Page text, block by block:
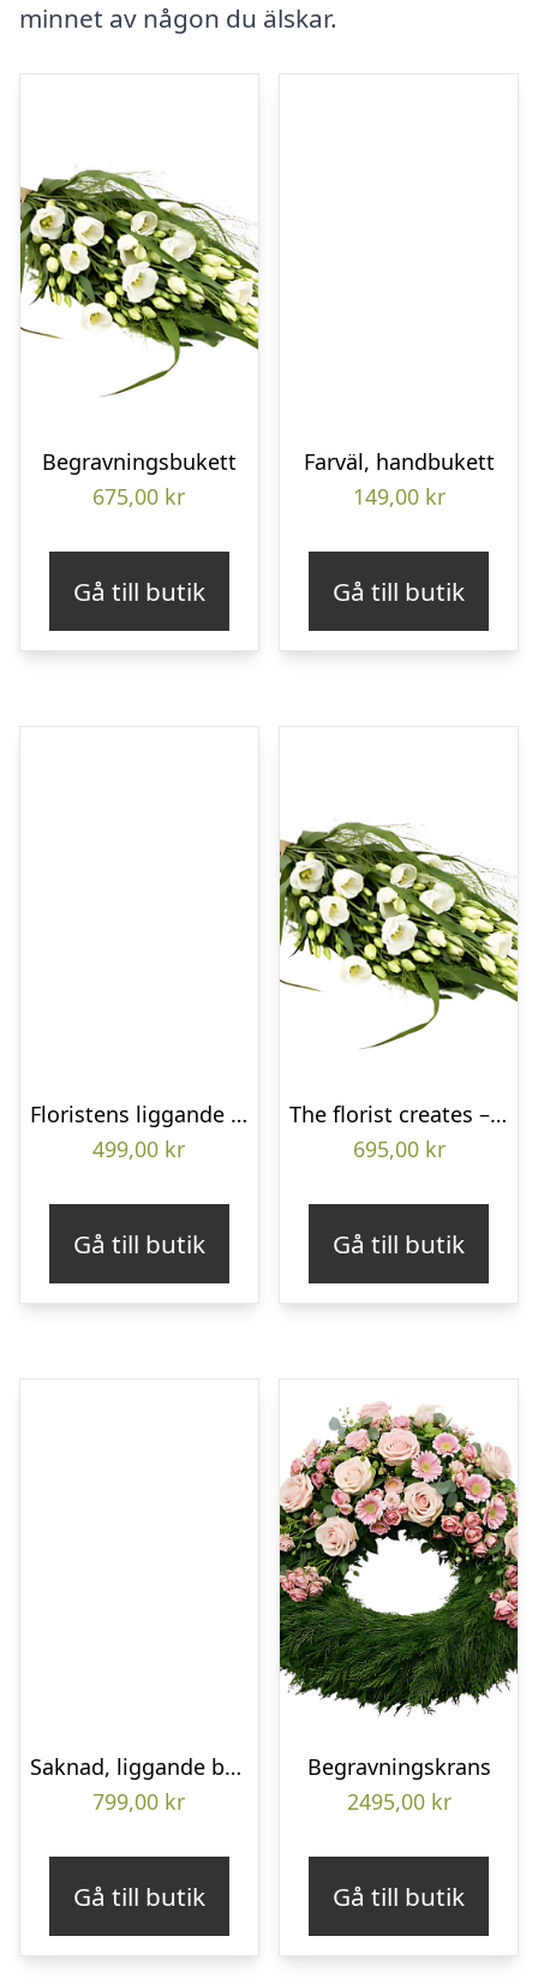
minnet av någon du älskar.
Begravningsbukett
675,00 kr
Gå till butik
Farväl, handbukett
149,00 kr
Gå till butik
Floristens liggande bukett
499,00 kr
Gå till butik
The florist creates – Funeral bouquet
695,00 kr
Gå till butik
Saknad, liggande bukett
799,00 kr
Gå till butik
Begravningskrans
2495,00 kr
Gå till butik